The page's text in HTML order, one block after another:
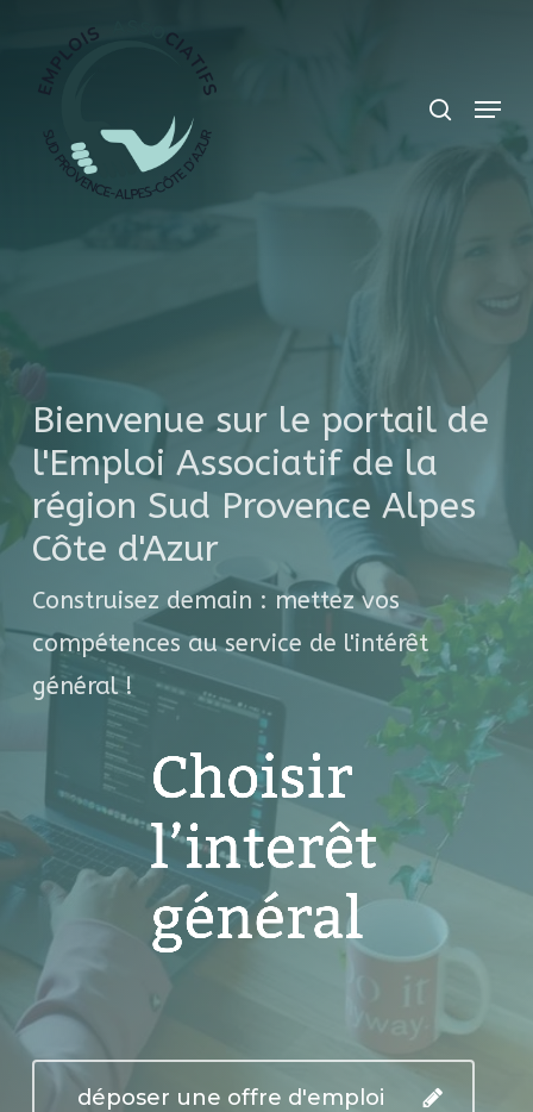
main
content
Menu
Bienvenue sur le portail de
l'Emploi Associatif de la
région Sud Provence Alpes
Côte d'Azur
Construisez demain : mettez vos
compétences au service de l'intérêt
général !
déposer une offre d'emploi